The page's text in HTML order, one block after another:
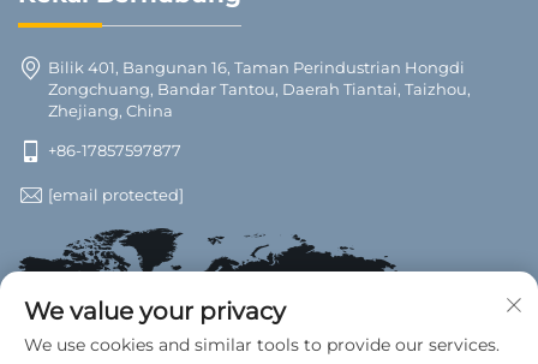
Bilik 401, Bangunan 16, Taman Perindustrian Hongdi
Zongchuang, Bandar Tantou, Daerah Tiantai, Taizhou,
Zhejiang, China
+86-17857597877
[email protected]
We value your privacy
We use cookies and similar tools to provide our services.